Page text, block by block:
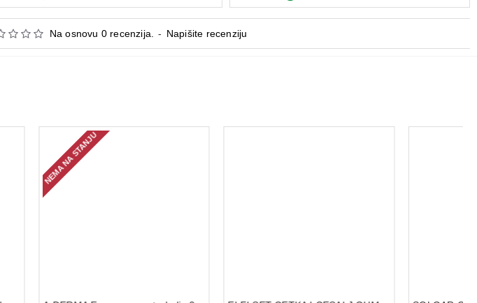
Na osnovu 0 recenzija. - Napišite recenziju